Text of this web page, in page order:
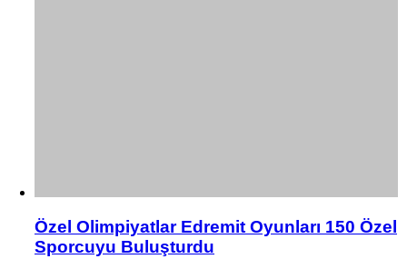
Özel Olimpiyatlar Edremit Oyunları 150 Özel
Sporcuyu Buluşturdu